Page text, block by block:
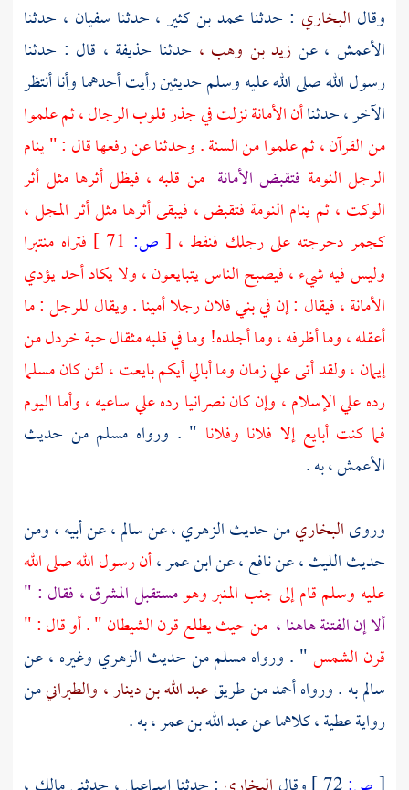
وقال البخاري : حدثنا محمد بن كثير ، حدثنا سفيان ، حدثنا
الأعمش ،عن زيد بن وهب ، حدثنا حذيفة ، قال : حدثنا
رسول الله صلى الله عليه وسلم حديثين رأيت أحدهما وأنا أنتظر
الآخر ، حدثناأن الأمانة نزلت في جذر قلوب الرجال ، ثم علموا
من القرآن ، ثم علموا من السنة . وحدثنا عن رفعها قال : " ينام
الرجل النومة فتقبض الأمانة من قلبه ، فيظل أثرها مثل أثر
الوكت ، ثم ينام النومة فتقبض ، فيبقى أثرها مثل أثر المجل ،
كجمر دحرجته على رجلك فنفط ، [ ص:
فتراه منتبرا
وليس فيه شيء ، فيصبح الناس يتبايعون ، ولا يكاد أحد يؤدي
الأمانة ، فيقال : إن في بني فلان رجلا أمينا . ويقال للرجل : ما
أعقله ، وما أظرفه ، وما أجلده! وما في قلبه مثقال حبة خردل من
إيمان ، ولقد أتى علي زمان وما أبالي أيكم بايعت ، لئن كانمسلما
رده علي الإسلام ، وإن كان نصرانيا رده علي ساعيه ، وأما اليوم
فما كنت أبايع إلا فلانا وفلانا " . ورواه مسلممن حديث
الأعمش ،به .
وروىالبخاريمن حديثالزهري ،عنسالم ،عن أبيه ، ومن
حديثالليث ،عننافع ،عنابن عمر ،أن رسول الله صلى الله
عليه وسلم قام إلى جنب المنبر وهومستقبل المشرق ، فقال : "
ألا إن الفتنة هاهنا ، من حيث يطلع قرن الشيطان " . أو قال : "
قرن الشمس" . ورواهمسلممن حديث الزهري وغيره ، عن
سالمبه . ورواهأحمدمن طريقعبد الله بن دينار ، والطبرانيمن
روايةعطية ،كلاهما عنعبد الله بن عمر ،به .